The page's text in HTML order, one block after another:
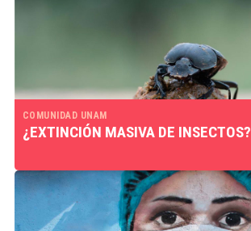
COMUNIDAD UNAM
¿EXTINCIÓN MASIVA DE INSECTOS?